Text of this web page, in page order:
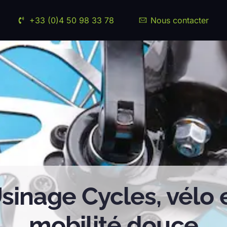
+33 (0)4 50 98 33 78 Nous contacter
Cycles, vélo